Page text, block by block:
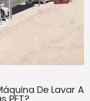
De Lavar A